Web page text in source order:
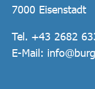
7000 Eisenstadt
Tel. +43 2682
E-Mail: